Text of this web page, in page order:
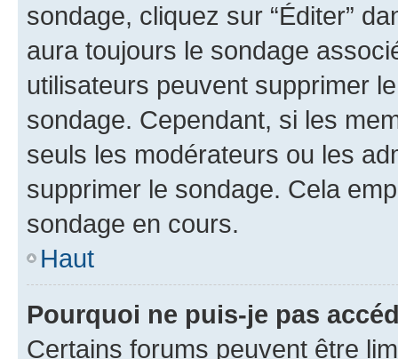
sondage, cliquez sur “Éditer”
aura toujours le sondage
utilisateurs peuvent supprimer
sondage. Cependant, si les
seuls les modérateurs ou les
supprimer le sondage. Cela
sondage en cours.
Haut
Pourquoi ne puis-je pas
Certains forums peuvent être